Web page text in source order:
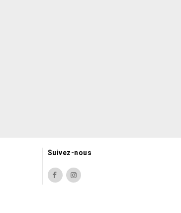
Suivez-nous
Facebook